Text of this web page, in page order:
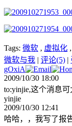
Tags: 微软 , 虚拟化 ,
微软与我 | 评论(5) |
gOxiA
2009/10/30 18:00
to:yinjie,这个消息可
yinjie
2009/10/30 12:41
哈哈，，我写了报